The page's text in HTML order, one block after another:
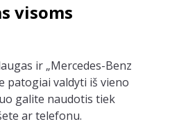
visoms
ir „Mercedes-Benz
patogiai valdyti iš vieno
galite naudotis tiek
ar telefonu.